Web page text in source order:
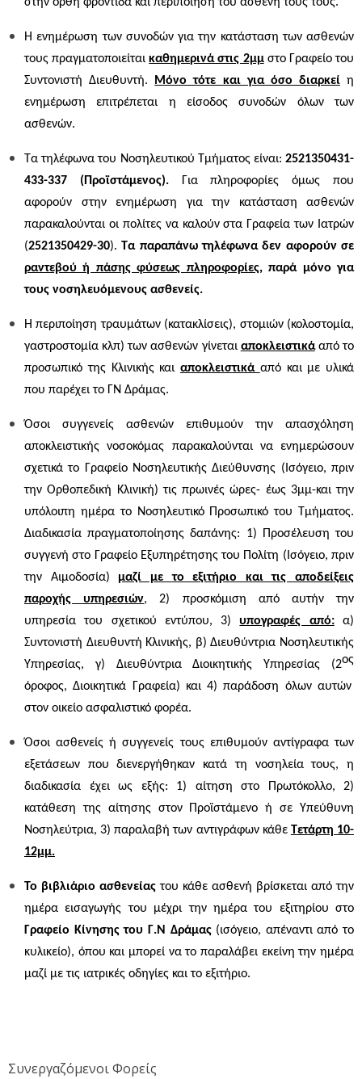
Η ενημέρωση των συνοδών για την κατάσταση των ασθενών
τους πραγματοποιείταικαθημερινά στις 2μμστο Γραφείο του
Συντονιστή Διευθυντή.
Μόνο τότε και για όσο διαρκείη
ενημέρωση επιτρέπεται η είσοδος συνοδών όλων των
ασθενών.
Τα τηλέφωνα του Νοσηλευτικού Τμήματος είναι: 2521350431-
433-337 (Προϊστάμενος).
Για πληροφορίες όμως που
αφορούν στην ενημέρωση για την κατάσταση ασθενών
παρακαλούνται οι πολίτες να καλούν στα Γραφεία των Ιατρών
(2521350429-30).Τα παραπάνω τηλέφωνα δεν αφορούν σε
ραντεβού ή πάσης φύσεως πληροφορίες, παρά μόνο για
τους νοσηλευόμενους ασθενείς.
Η περιποίηση τραυμάτων (κατακλίσεις), στομιών (κολοστομία,
γαστροστομία κλπ) των ασθενών γίνεται αποκλειστικάαπό το
προσωπικό της Κλινικής και αποκλειστικά από και με υλικά
που παρέχει το ΓΝ Δράμας.
Όσοι συγγενείς ασθενών επιθυμούν την απασχόληση
αποκλειστικής νοσοκόμας παρακαλούνται να ενημερώσουν
σχετικά το Γραφείο Νοσηλευτικής Διεύθυνσης (Ισόγειο, πριν
την Ορθοπεδική Κλινική) τις πρωινές ώρες- έως 3μμ-και την
υπόλοιπη ημέρα το Νοσηλευτικό Προσωπικό του Τμήματος.
Διαδικασία πραγματοποίησης δαπάνης: 1) Προσέλευση του
συγγενή στο Γραφείο Εξυπηρέτησης του Πολίτη (Ισόγειο, πριν
την Αιμοδοσία) μαζί με το εξιτήριο και τις αποδείξεις
παροχής υπηρεσιών, 2) προσκόμιση από αυτήν την
υπηρεσία του σχετικού εντύπου, 3)υπογραφές από:α)
Συντονιστή Διευθυντή Κλινικής, β) Διευθύντρια Νοσηλευτικής
Υπηρεσίας, γ) Διευθύντρια Διοικητικής Υπηρεσίας (2ος
όροφος, Διοικητικά Γραφεία) και 4) παράδοση όλων αυτών
στον οικείο ασφαλιστικό φορέα.
Όσοι ασθενείς ή συγγενείς τους επιθυμούν αντίγραφα των
εξετάσεων που διενεργήθηκαν κατά τη νοσηλεία τους, η
διαδικασία έχει ως εξής: 1) αίτηση στο Πρωτόκολλο, 2)
κατάθεση της αίτησης στον Προϊστάμενο ή σε Υπεύθυνη
Νοσηλεύτρια, 3) παραλαβή των αντιγράφων κάθε Τετάρτη 10-
12μμ.
Το βιβλιάριο ασθενείας του κάθε ασθενή βρίσκεται από την
ημέρα εισαγωγής του μέχρι την ημέρα του εξιτηρίου στο
Γραφείο Κίνησης του Γ.Ν Δράμας(ισόγειο, απέναντι από το
κυλικείο), όπου και μπορεί να το παραλάβει εκείνη την ημέρα
μαζί με τις ιατρικές οδηγίες και το εξιτήριο.
Συνεργαζόμενοι Φορείς